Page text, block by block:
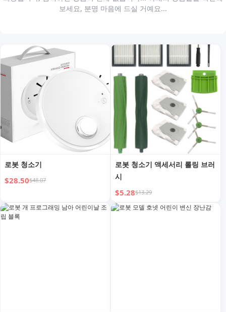
보세요, 분명 마음에 드실 거예요...
로봇 청소기
$28.50$48.07
로봇 청소기 액세서리 롤링 브러
시
$5.28$13.29